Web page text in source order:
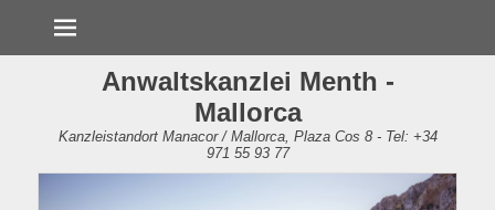
Anwaltskanzlei Menth -
Mallorca
Kanzleistandort Manacor / Mallorca, Plaza Cos 8 - Tel: +34
971 55 93 77